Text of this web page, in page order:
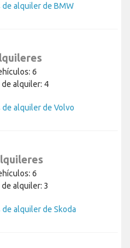
de alquiler de BMW
6
de alquiler: 4
de alquiler de Volvo
6
alquiler: 3
de alquiler de Skoda